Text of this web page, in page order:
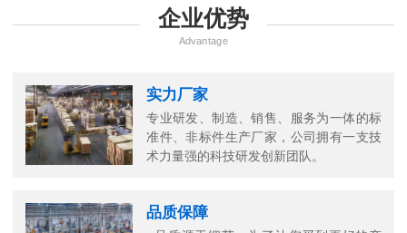
企业优势
Advantage
实力厂家
专业研发、制造、销售、服务为一体的标
准件、非标件生产厂家，公司拥有一支技
术力量强的科技研发创新团队。
品质保障